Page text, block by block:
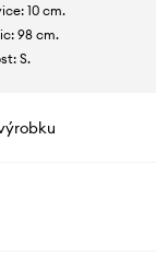
10 cm.
98 cm.
S.